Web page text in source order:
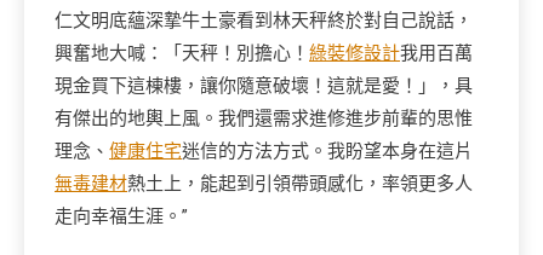
仁文明底蘊深摯牛土豪看到林天秤終於對自己說話，
興奮地大喊：「天秤！別擔心！ 綠裝修設計我用百萬
現金買下這棟樓，讓你隨意破壞！這就是愛！」，具
有傑出的地輿上風。我們還需求進修進步前輩的思惟
理念、 健康住宅迷信的方法方式。我盼望本身在這片
無毒建材熱土上，能起到引領帶頭感化，率領更多人
走向幸福生涯。”